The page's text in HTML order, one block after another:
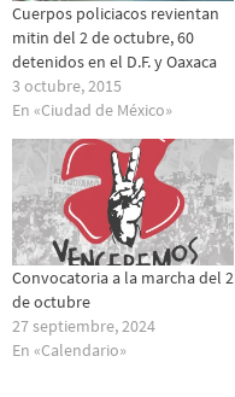
Cuerpos policiacos revientan
mitin del 2 de octubre, 60
detenidos en el D.F. y Oaxaca
3 octubre, 2015
En «Ciudad de México»
Convocatoria a la marcha del 2
de octubre
27 septiembre, 2024
En «Calendario»